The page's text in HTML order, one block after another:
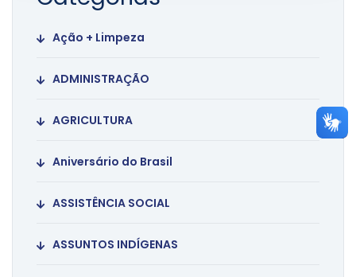
Ação + Limpeza
ADMINISTRAÇÃO
AGRICULTURA
Aniversário do Brasil
ASSISTÊNCIA SOCIAL
ASSUNTOS INDÍGENAS